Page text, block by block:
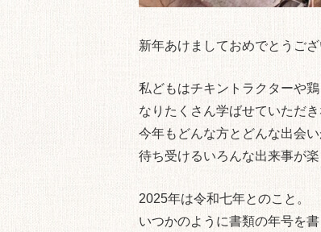
新年あけましておめでとうござ
私どもはチキントラクターや
なりたくさん学ばせていただ
今年もどんな方とどんな出会
待ち受けるいろんな出来事が楽
2025年は令和七年とのこと。
いつかのように書類の年号を